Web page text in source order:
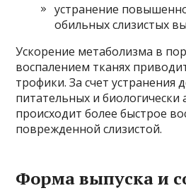
устранение
обильных слизистых
Ускорение метаболизма в
воспалением тканях
трофики. За счет устранения
питательных и
происходит более быстрое
поврежденной слизистой.
Форма выпуска и